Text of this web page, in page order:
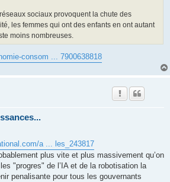
sociaux provoquent la chute des
les femmes qui ont des enfants en ont autant
moins nombreuses.
consom ... 7900638818
a ... les_243817
plus vite et plus massivement qu’on
les "progres" de l’IA et de la robotisation la
penalisante pour tous les gouvernants